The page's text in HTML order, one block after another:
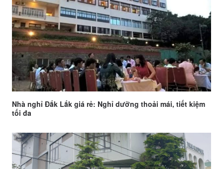
Nhà nghỉ Đắk Lắk giá rẻ: Nghỉ dưỡng thoải mái, tiết kiệm
tối đa